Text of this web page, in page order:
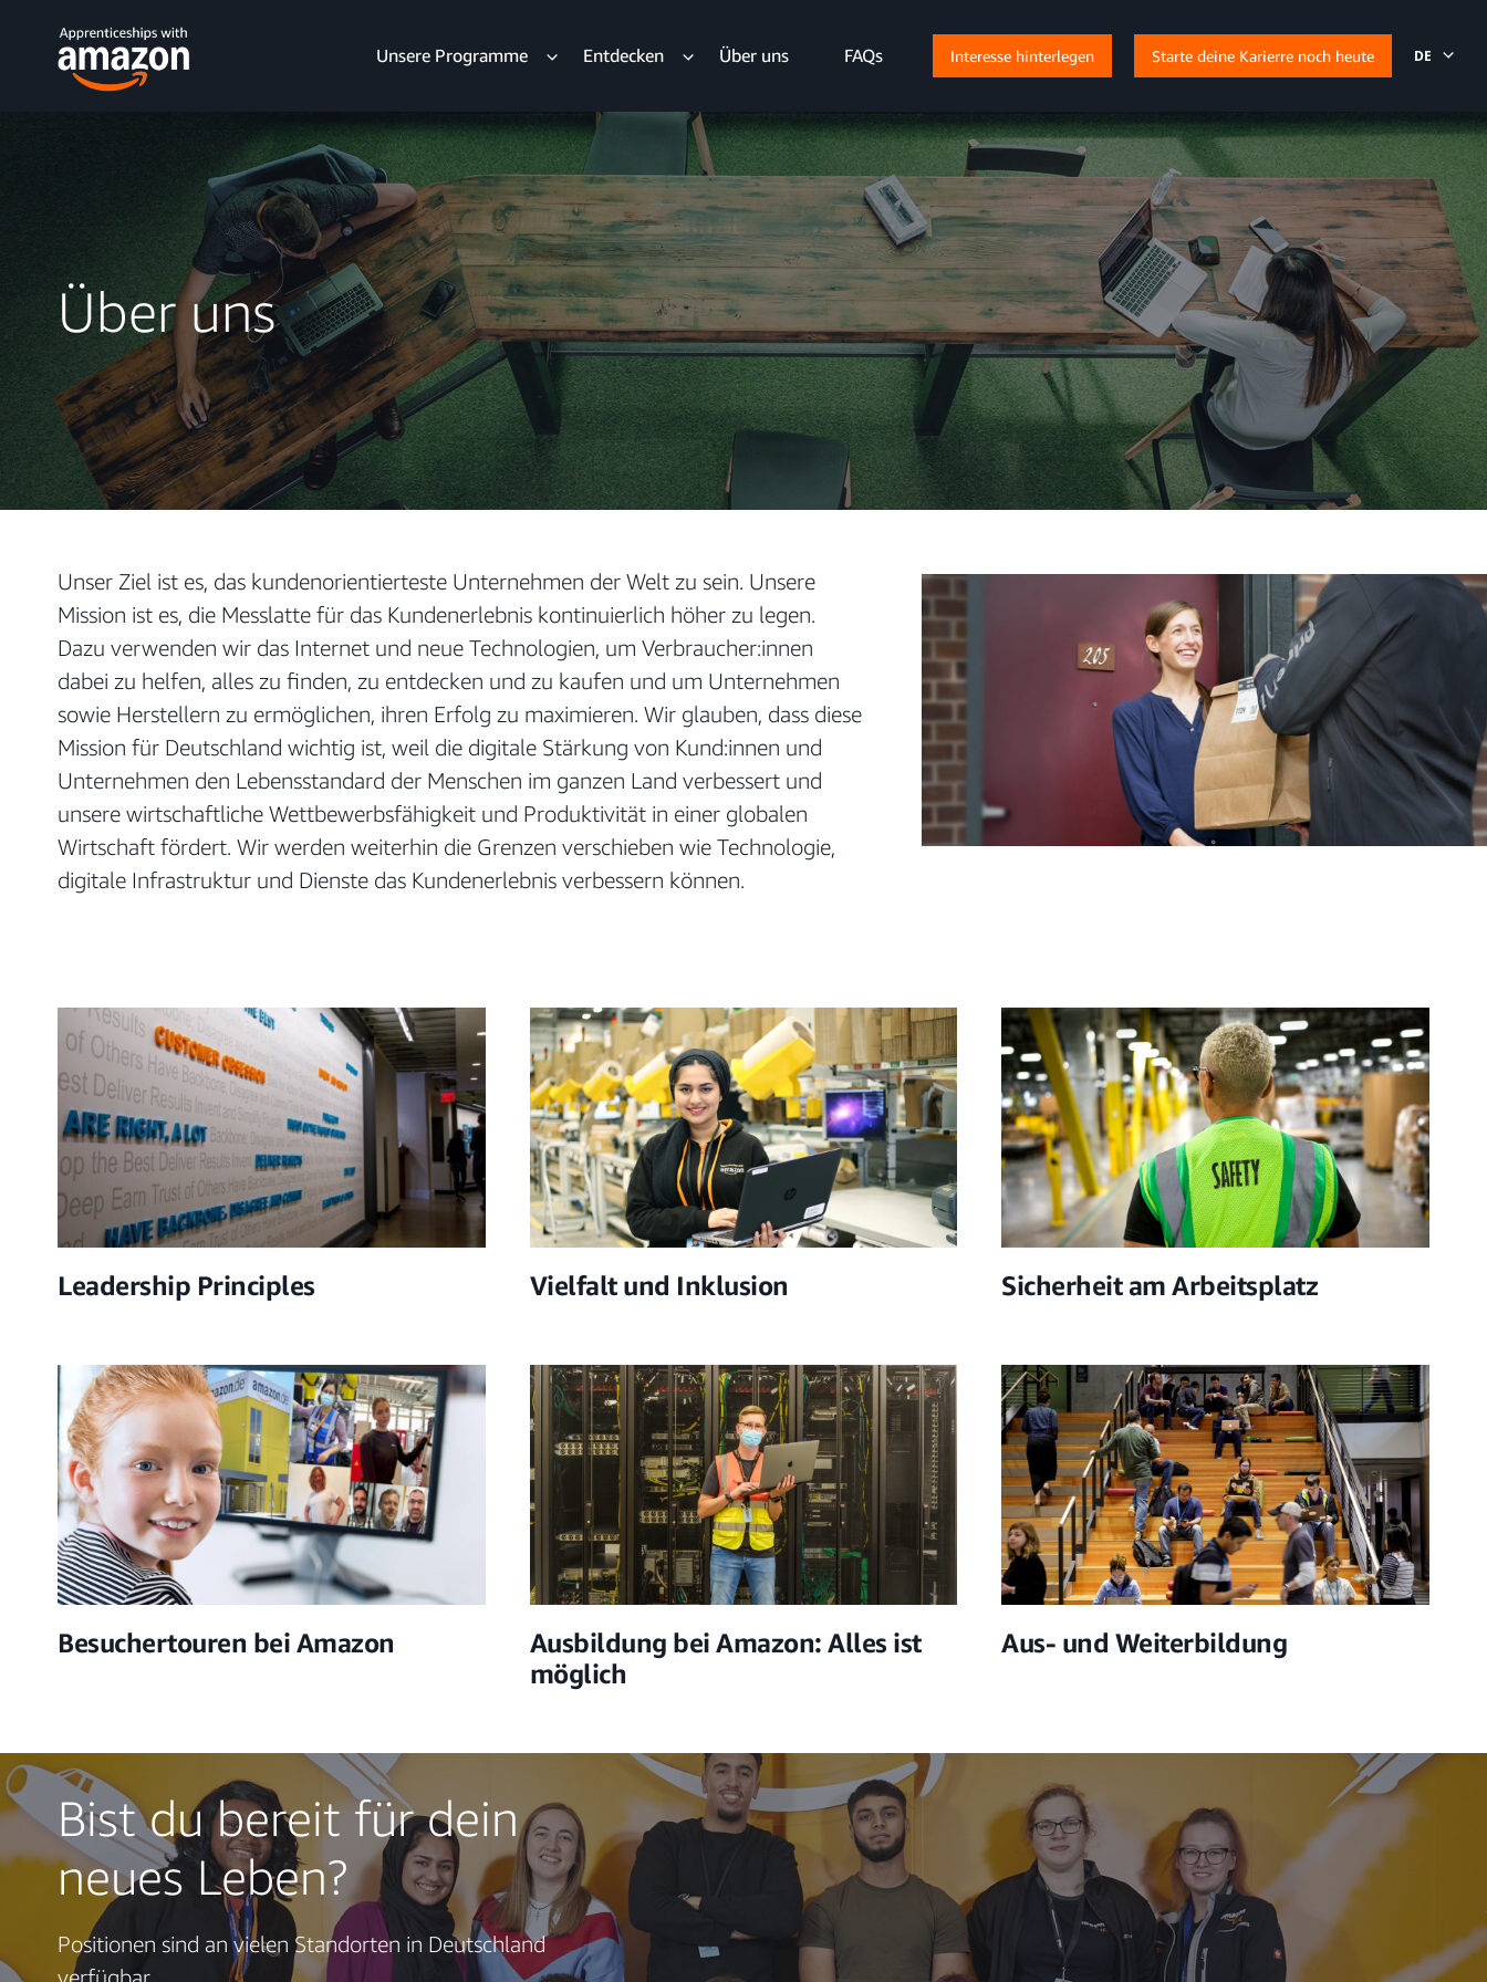
Unsere Programme Entdecken Über uns FAQs Interesse hinterlegen Starte deine Karierre noch heute DE
Über uns
Unser Ziel ist es, das kundenorientierteste Unternehmen der Welt zu sein. Unsere
Mission ist es, die Messlatte für das Kundenerlebnis kontinuierlich höher zu legen.
Dazu verwenden wir das Internet und neue Technologien, um Verbraucher:innen
dabei zu helfen, alles zu finden, zu entdecken und zu kaufen und um Unternehmen
sowie Herstellern zu ermöglichen, ihren Erfolg zu maximieren. Wir glauben, dass diese
Mission für Deutschland wichtig ist, weil die digitale Stärkung von Kund:innen und
Unternehmen den Lebensstandard der Menschen im ganzen Land verbessert und
unsere wirtschaftliche Wettbewerbsfähigkeit und Produktivität in einer globalen
Wirtschaft fördert. Wir werden weiterhin die Grenzen verschieben wie Technologie,
digitale Infrastruktur und Dienste das Kundenerlebnis verbessern können.
Leadership Principles Vielfalt und Inklusion Sicherheit am Arbeitsplatz
Besuchertouren bei Amazon
Ausbildung bei Amazon: Alles ist
möglich
Aus- und Weiterbildung
Bist du bereit für dein
neues Leben?
Positionen sind an vielen Standorten in Deutschland